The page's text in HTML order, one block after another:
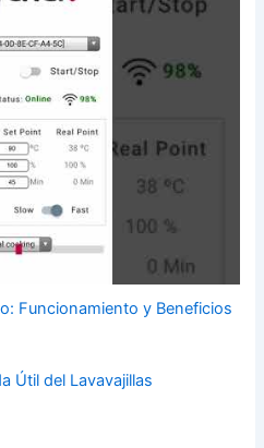
Funcionamiento y Beneficios
Útil del Lavavajillas